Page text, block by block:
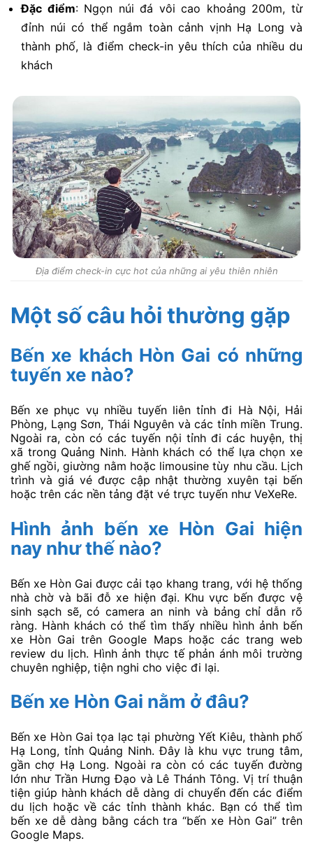
Đặc điểm: Ngọn núi đá vôi cao khoảng 200m, từ
đỉnh núi có thể ngắm toàn cảnh vịnh Hạ Long và
thành phố, là điểm check-in yêu thích của nhiều du
khách
Địa điểm check-in cực hot của những ai yêu thiên nhiên
Một số câu hỏi thường gặp
Bến xe khách Hòn Gai có những
tuyến xe nào?
Bến xe phục vụ nhiều tuyến liên tỉnh đi Hà Nội, Hải
Phòng, Lạng Sơn, Thái Nguyên và các tỉnh miền Trung.
Ngoài ra, còn có các tuyến nội tỉnh đi các huyện, thị
xã trong Quảng Ninh. Hành khách có thể lựa chọn xe
ghế ngồi, giường nằm hoặc limousine tùy nhu cầu. Lịch
trình và giá vé được cập nhật thường xuyên tại bến
hoặc trên các nền tảng đặt vé trực tuyến như VeXeRe.
Hình ảnh bến xe Hòn Gai hiện
nay như thế nào?
Bến xe Hòn Gai được cải tạo khang trang, với hệ thống
nhà chờ và bãi đỗ xe hiện đại. Khu vực bến được vệ
sinh sạch sẽ, có camera an ninh và bảng chỉ dẫn rõ
ràng. Hành khách có thể tìm thấy nhiều hình ảnh bến
xe Hòn Gai trên Google Maps hoặc các trang web
review du lịch. Hình ảnh thực tế phản ánh môi trường
chuyên nghiệp, tiện nghi cho việc đi lại.
Bến xe Hòn Gai nằm ở đâu?
Bến xe Hòn Gai tọa lạc tại phường Yết Kiêu, thành phố
Hạ Long, tỉnh Quảng Ninh. Đây là khu vực trung tâm,
gần chợ Hạ Long. Ngoài ra còn có các tuyến đường
lớn như Trần Hưng Đạo và Lê Thánh Tông. Vị trí thuận
tiện giúp hành khách dễ dàng di chuyển đến các điểm
du lịch hoặc về các tỉnh thành khác. Bạn có thể tìm
bến xe dễ dàng bằng cách tra “bến xe Hòn Gai” trên
Google Maps.